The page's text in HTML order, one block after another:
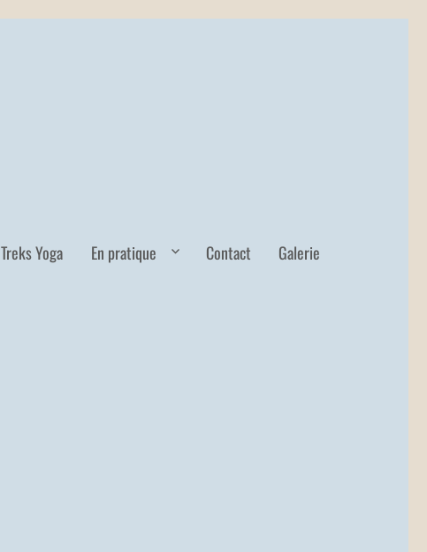
Treks Yoga En pratique Contact
Galerie